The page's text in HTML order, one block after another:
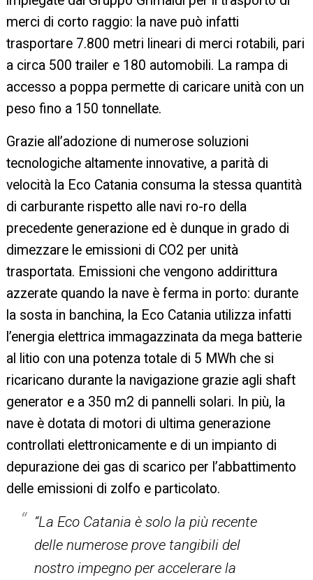
merci di corto raggio: la nave può infatti
trasportare 7.800 metri lineari di merci rotabili, pari
a circa 500 trailer e 180 automobili. La rampa di
accesso a poppa permette di caricare unità con un
peso fino a 150 tonnellate.
Grazie all’adozione di numerose soluzioni
tecnologiche altamente innovative, a parità di
velocità la Eco Catania consuma la stessa quantità
di carburante rispetto alle navi ro-ro della
precedente generazione ed è dunque in grado di
dimezzare le emissioni di CO2 per unità
trasportata. Emissioni che vengono addirittura
azzerate quando la nave è ferma in porto: durante
la sosta in banchina, la Eco Catania utilizza infatti
l’energia elettrica immagazzinata da mega batterie
al litio con una potenza totale di 5 MWh che si
ricaricano durante la navigazione grazie agli shaft
generator e a 350 m2 di pannelli solari. In più, la
nave è dotata di motori di ultima generazione
controllati elettronicamente e di un impianto di
depurazione dei gas di scarico per l’abbattimento
delle emissioni di zolfo e particolato.
“La Eco Catania è solo la più recente
delle numerose prove tangibili del
nostro impegno per accelerare la